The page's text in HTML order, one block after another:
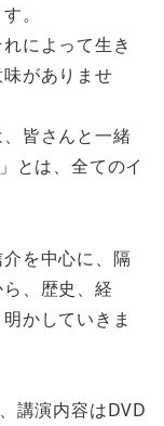
。
によって生き
がありませ
皆さんと一緒
とは、全てのイ
を中心に、隔
、歴史、経
かしていきま
講演内容はDVD